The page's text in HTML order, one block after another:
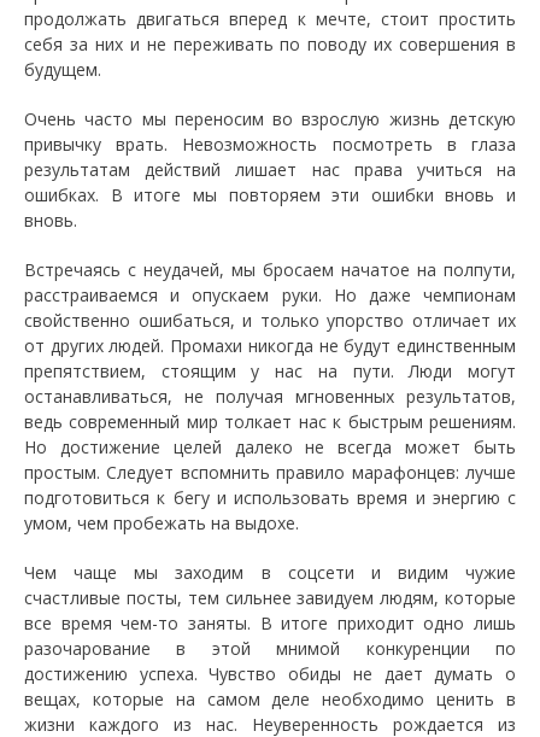
продолжать двигаться вперед к мечте, стоит простить
себя за них и не переживать по поводу их совершения в
будущем.
Очень часто мы переносим во взрослую жизнь детскую
привычку врать. Невозможность посмотреть в глаза
результатам действий лишает нас права учиться на
ошибках. В итоге мы повторяем эти ошибки вновь и
вновь.
Встречаясь с неудачей, мы бросаем начатое на полпути,
расстраиваемся и опускаем руки. Но даже чемпионам
свойственно ошибаться, и только упорство отличает их
от других людей. Промахи никогда не будут единственным
препятствием, стоящим у нас на пути. Люди могут
останавливаться, не получая мгновенных результатов,
ведь современный мир толкает нас к быстрым решениям.
Но достижение целей далеко не всегда может быть
простым. Следует вспомнить правило марафонцев: лучше
подготовиться к бегу и использовать время и энергию с
умом, чем пробежать на выдохе.
Чем чаще мы заходим в соцсети и видим чужие
счастливые посты, тем сильнее завидуем людям, которые
все время чем-то заняты. В итоге приходит одно лишь
разочарование в этой мнимой конкуренции по
достижению успеха. Чувство обиды не дает думать о
вещах, которые на самом деле необходимо ценить в
жизни каждого из нас. Неуверенность рождается из